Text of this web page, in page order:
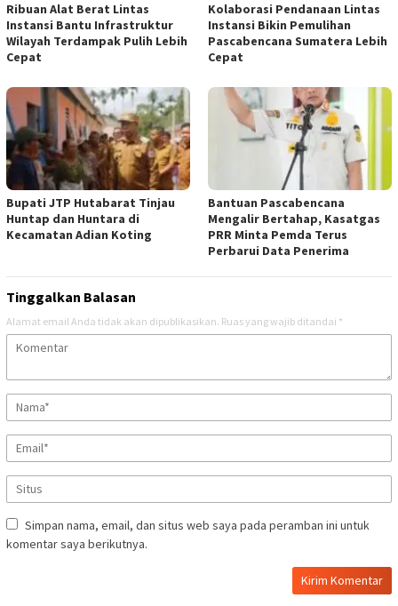
Ribuan Alat Berat Lintas
Instansi Bantu Infrastruktur
Wilayah Terdampak Pulih Lebih
Cepat
Kolaborasi Pendanaan Lintas
Instansi Bikin Pemulihan
Pascabencana Sumatera Lebih
Cepat
Bupati JTP Hutabarat Tinjau
Huntap dan Huntara di
Kecamatan Adian Koting
Bantuan Pascabencana
Mengalir Bertahap, Kasatgas
PRR Minta Pemda Terus
Perbarui Data Penerima
Tinggalkan Balasan
Alamat email Anda tidak akan dipublikasikan. Ruas yang wajib ditandai *
Simpan nama, email, dan situs web saya pada peramban ini untuk
komentar saya berikutnya.